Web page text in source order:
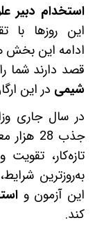
استخدام دبیر
این روزها با
ادامه این بخش
قصد دارند شما
شیمی در این
در سال جاری
جذب 28
تازه‌کار،
به‌روزترین
این آزمون و
کند.